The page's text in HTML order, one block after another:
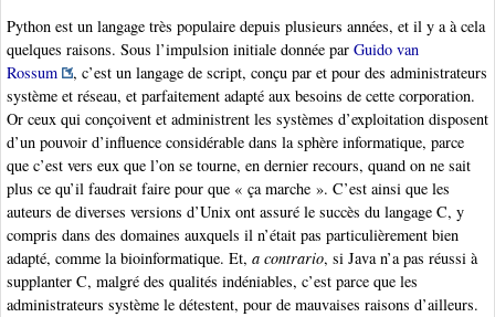
Python est un langage très populaire depuis plusieurs années, et il y a à cela
quelques raisons. Sous l’impulsion initiale donnée par Guido van
Rossum
, c’est un langage de script, conçu par et pour des administrateurs
système et réseau, et parfaitement adapté aux besoins de cette corporation.
Or ceux qui conçoivent et administrent les systèmes d’exploitation disposent
d’un pouvoir d’influence considérable dans la sphère informatique, parce
que c’est vers eux que l’on se tourne, en dernier recours, quand on ne sait
plus ce qu’il faudrait faire pour que « ça marche ». C’est ainsi que les
auteurs de diverses versions d’Unix ont assuré le succès du langage C, y
compris dans des domaines auxquels il n’était pas particulièrement bien
adapté, comme la bioinformatique. Et, a contrario, si Java n’a pas réussi à
supplanter C, malgré des qualités indéniables, c’est parce que les
administrateurs système le détestent, pour de mauvaises raisons d’ailleurs.